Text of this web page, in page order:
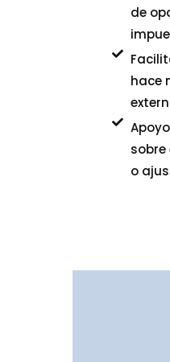
de
hace
sobre
o